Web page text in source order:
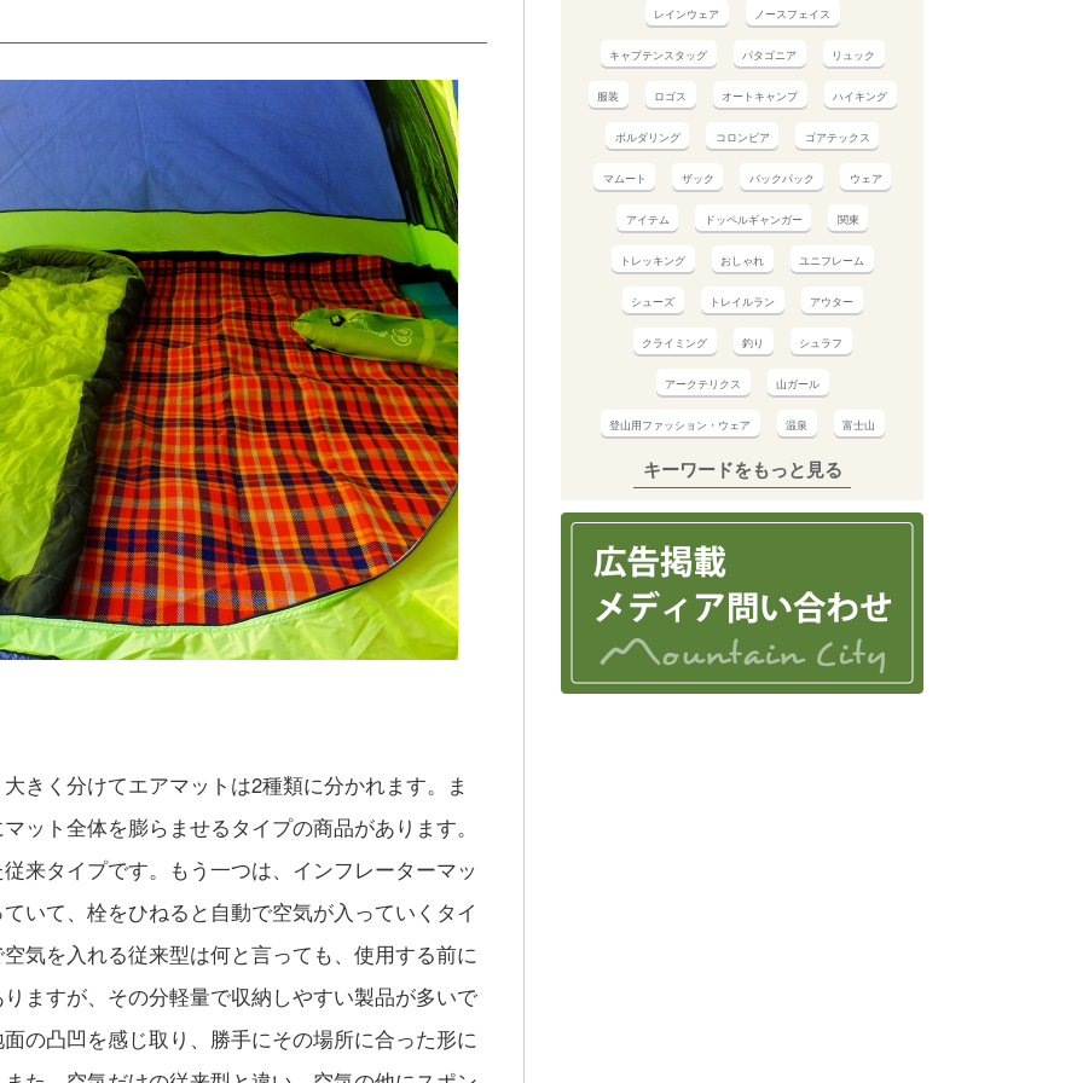
きく分けてエアマットは2種類に分かれます。ま
ット全体を膨らませるタイプの商品があります。
来タイプです。もう一つは、インフレーターマッ
いて、栓をひねると自動で空気が入っていくタイ
気を入れる従来型は何と言っても、使用する前に
ますが、その分軽量で収納しやすい製品が多いで
の凸凹を感じ取り、勝手にその場所に合った形に
レインウェア ノースフェイス
キャプテンスタッグ パタゴニア リュック
服装 ロゴス オートキャンプ ハイキング
ボルダリング コロンビア ゴアテックス
マムート ザック バックパック ウェア
アイテム ドッペルギャンガー 関東
トレッキング おしゃれ ユニフレーム
シューズ トレイルラン アウター
クライミング 釣り シュラフ
アークテリクス 山ガール
登山用ファッション・ウェア 温泉 富士山
キーワードをもっと見る